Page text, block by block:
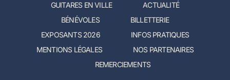
GUITARES EN VILLE
ACTUALITÉ
BÉNÉVOLES
BILLETTERIE
EXPOSANTS 2026
INFOS PRATIQUES
MENTIONS LÉGALES
NOS PARTENAIRES
REMERCIEMENTS